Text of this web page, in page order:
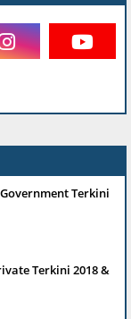
Terkini
Terkini 2018 &